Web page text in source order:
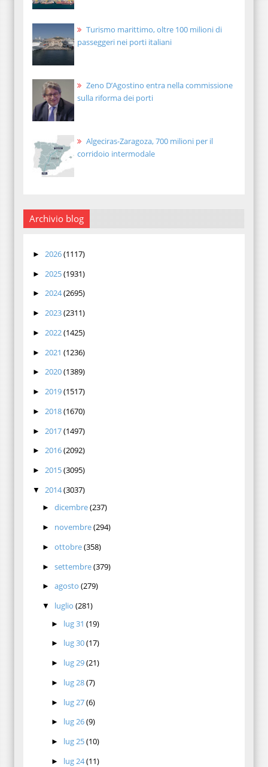
Turismo marittimo, oltre 100 milioni di
passeggeri nei porti italiani
Zeno D’Agostino entra nella commissione
sulla riforma dei porti
Algeciras-Zaragoza, 700 milioni per il
corridoio intermodale
Archivio blog
► 2026(1117)
► 2025(1931)
► 2024(2695)
► 2023(2311)
► 2022(1425)
► 2021 (1236)
► 2020(1389)
► 2019(1517)
► 2018(1670)
► 2017(1497)
► 2016(2092)
► 2015(3095)
▼ 2014(3037)
► dicembre(237)
► novembre(294)
► ottobre(358)
► settembre(379)
► agosto (279)
▼ luglio (281)
► lug 31(19)
► lug 30(17)
► lug 29(21)
► lug 28(7)
► lug 27(6)
► lug 26(9)
► lug 25(10)
► lug 24(11)